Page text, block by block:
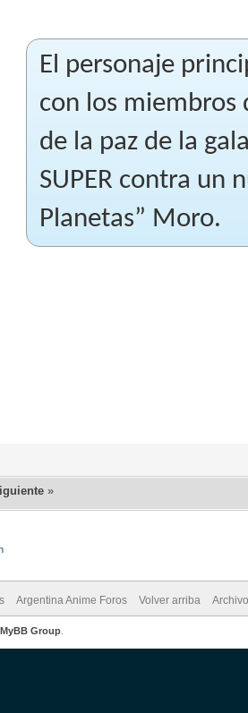
El personaje
con los miembros
de la paz de la
SUPER contra un
Planetas” Moro.
»
Argentina Anime Foros Volver arriba
MyBB Group